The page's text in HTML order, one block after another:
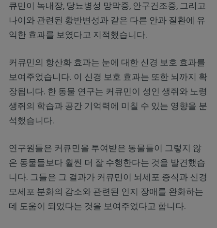
큐민이 녹내장, 당뇨병성 망막증, 안구건조증, 그리고
나이와 관련된 황반변성과 같은 다른 안과 질환에 유
익한 효과를 보였다고 지적했습니다.
커큐민의 항산화 효과는 눈에 대한 신경 보호 효과를
보여주었습니다. 이 신경 보호 효과는 또한 뇌까지 확
장됩니다. 한 동물 연구는 커큐민이 성인 생쥐와 노령
생쥐의 학습과 공간 기억력에 미칠 수 있는 영향을 분
석했습니다.
연구원들은 커큐민을 투여받은 동물들이 그렇지 않
은 동물들보다 훨씬 더 잘 수행한다는 것을 발견했습
니다. 그들은 그 결과가 커큐민이 뇌세포 증식과 신경
모세포 분화의 감소와 관련된 인지 장애를 완화하는
데 도움이 되었다는 것을 보여주었다고 합니다.